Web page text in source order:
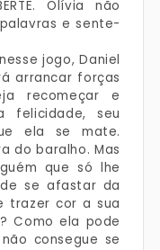
Olívia não
e sente-
jogo, Daniel
arrancar forças
recomeçar e
felicidade, seu
ela se mate.
do baralho. Mas
que só lhe
se afastar da
trazer cor a sua
Como ela pode
consegue se